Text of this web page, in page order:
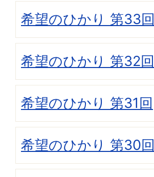
希望のひかり 第33回
希望のひかり 第32回
希望のひかり 第31回
希望のひかり 第30回